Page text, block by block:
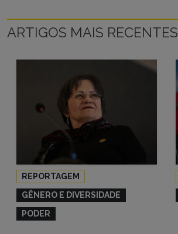
ARTIGOS MAIS RECENTES
REPORTAGEM
GÊNERO E DIVERSIDADE
PODER